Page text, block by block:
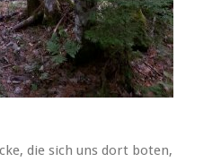
die sich uns dort boten,